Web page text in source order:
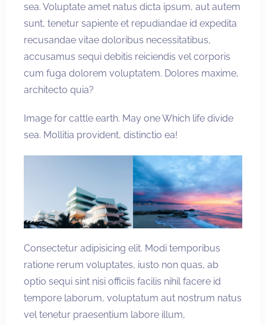
sea. Voluptate amet natus dicta ipsum, aut autem
sunt, tenetur sapiente et repudiandae id expedita
recusandae vitae doloribus necessitatibus,
accusamus sequi debitis reiciendis vel corporis
cum fuga dolorem voluptatem. Dolores maxime,
architecto quia?
Image for cattle earth. May one Which life divide
sea. Mollitia provident, distinctio ea!
Consectetur adipisicing elit. Modi temporibus
ratione rerum voluptates, iusto non quas, ab
optio sequi sint nisi officiis facilis nihil facere id
tempore laborum, voluptatum aut nostrum natus
vel tenetur praesentium labore illum,